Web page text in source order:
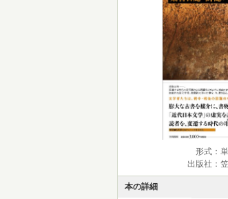
形式：
出版社：
本の詳細